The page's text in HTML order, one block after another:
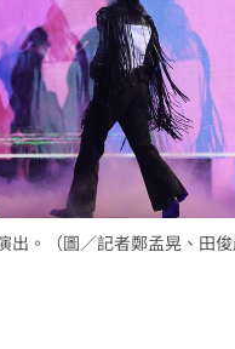
出。（圖／記者鄭孟晃、田俊